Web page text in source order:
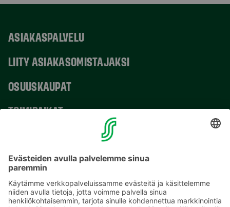
ASIAKASPALVELU
LIITY ASIAKASOMISTAJAKSI
OSUUSKAUPAT
TOIMIPAIKAT